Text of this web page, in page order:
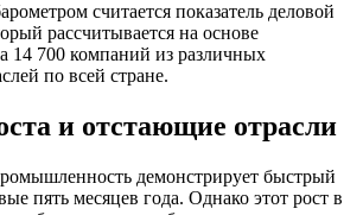
считается показатель деловой
рассчитывается на основе
14 700 компаний из различных
по всей стране.
и отстающие отрасли
демонстрирует быстрый
пять месяцев года. Однако этот рост в